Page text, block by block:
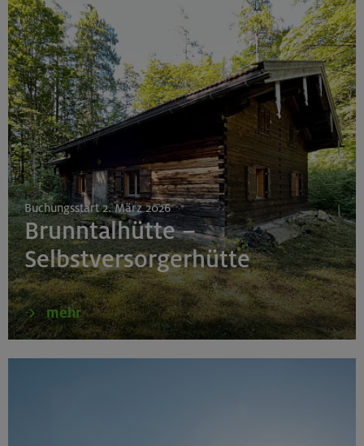
Buchungsstart 2. März 2026
Brunntalhütte –
Selbstversorgerhütte
mehr